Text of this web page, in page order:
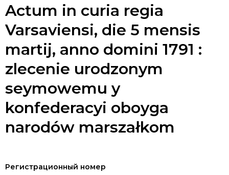
Actum in curia regia
Varsaviensi, die 5 mensis
martij, anno domini 1791 :
zlecenie urodzonym
seymowemu y
konfederacyi oboyga
narodów marszałkom
Регистрационный номер